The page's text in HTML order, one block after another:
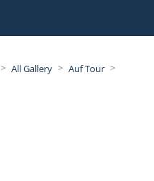
> All Gallery > Auf Tour >